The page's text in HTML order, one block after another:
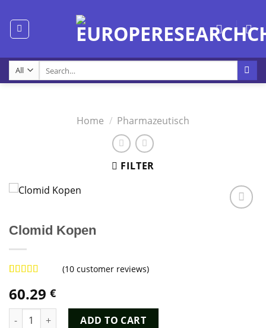
content
for:
Home / Pharmazeutisch
FILTER
Clomid Kopen
out of 5
based on
customer
ratings
(10 customer reviews)
60.29 €
Clomid Kopen quantityADD TO CART